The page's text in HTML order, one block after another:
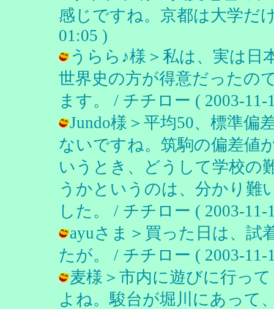
感じですね。京都は大学だ
01:05 )
うらら♪様＞私は、実は日
世界史の方が得意だったの
ます。 / チチロー ( 2003-11-
Jundo様＞平均50、標準偏
ないですね。筑駒の偏差値
いうとき、どうして学校の
うかというのは、分かり難
した。 / チチロー ( 2003-11-
ayuさま＞買った日は、試
たが。 / チチロー ( 2003-11-
麦様＞市内に遊びに行っ
よね。駿台が堀川にあって